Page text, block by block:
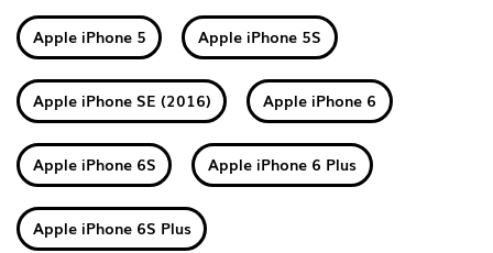
Apple iPhone 5 Apple iPhone 5S
Apple iPhone SE (2016) Apple iPhone 6
Apple iPhone 6S Apple iPhone 6 Plus
Apple iPhone 6S Plus